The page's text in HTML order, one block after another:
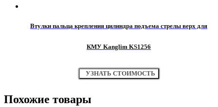
Втулки пальца крепления цилиндра подъема стрелы верх для
КМУ Kanglim KS1256
УЗНАТЬ СТОИМОСТЬ
Похожие товары